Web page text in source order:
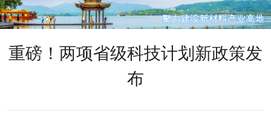
重磅！两项省级科技计划新政策发
布